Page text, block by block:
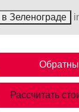
в Зеленограде
Рассчитать